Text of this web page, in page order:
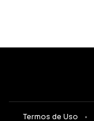
Termos de Uso